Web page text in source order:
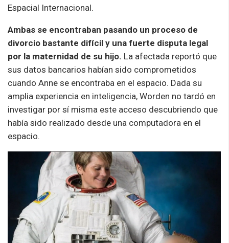
Espacial Internacional.
Ambas se encontraban pasando un proceso de
divorcio bastante difícil y una fuerte disputa legal
por la maternidad de su hijo. La afectada reportó que
sus datos bancarios habían sido comprometidos
cuando Anne se encontraba en el espacio. Dada su
amplia experiencia en inteligencia, Worden no tardó en
investigar por sí misma este acceso descubriendo que
había sido realizado desde una computadora en el
espacio.